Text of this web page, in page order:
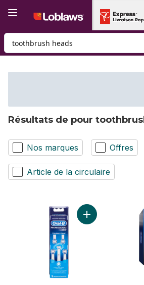
Rechercher des produits
Résultats de pour
Nos marques Offres
Article de la circulaire
Ajouter